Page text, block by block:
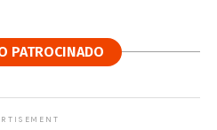
PATROCINADO